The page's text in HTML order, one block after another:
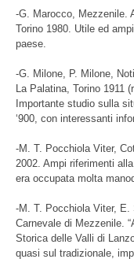
-G. Marocco, Mezzenile.
Torino 1980. Utile ed
paese.
-G. Milone, P. Milone,
La Palatina, Torino 1911
Importante studio sulla
‘900, con interessanti
-M. T. Pocchiola Viter,
2002. Ampi riferimenti
era occupata molta
-M. T. Pocchiola Viter, E.
Carnevale di Mezzenile.
Storica delle Valli di
quasi sul tradizionale,